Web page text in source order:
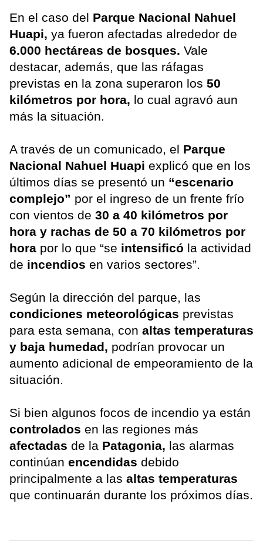
En el caso del Parque Nacional Nahuel
Huapi, ya fueron afectadas alrededor de
6.000 hectáreas de bosques. Vale
destacar, además, que las ráfagas
previstas en la zona superaron los 50
kilómetros por hora, lo cual agravó aun
más la situación.
A través de un comunicado, el Parque
Nacional Nahuel Huapi explicó que en los
últimos días se presentó un “escenario
complejo” por el ingreso de un frente frío
con vientos de 30 a 40 kilómetros por
hora y rachas de 50 a 70 kilómetros por
hora por lo que “se intensificó la actividad
de incendios en varios sectores”.
Según la dirección del parque, las
condiciones meteorológicas previstas
para esta semana, con altas temperaturas
y baja humedad, podrían provocar un
aumento adicional de empeoramiento de la
situación.
Si bien algunos focos de incendio ya están
controlados en las regiones más
afectadas de la Patagonia, las alarmas
continúan encendidas debido
principalmente a las altas temperaturas
que continuarán durante los próximos días.